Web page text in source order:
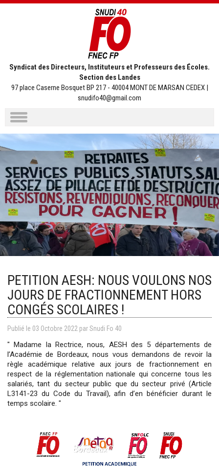
Syndicat des Directeurs, Instituteurs et Professeurs des Écoles.
Section des Landes
97 place Caserne Bosquet BP 217 - 40004 MONT DE MARSAN CEDEX |
snudifo40@gmail.com
Aller
au
contenu
PETITION AESH: NOUS VOULONS NOS
JOURS DE FRACTIONNEMENT HORS
CONGÉS SCOLAIRES !
Publié le 03 Octobre 2022 par Snudi Fo 40
" Madame la Rectrice, nous, AESH des 5 départements de
l’Académie de Bordeaux, nous vous demandons de revoir la
règle académique relative aux jours de fractionnement en
respect de la réglementation nationale qui concerne tous les
salariés, tant du secteur public que du secteur privé (Article
L3141-23 du Code du Travail), afin d’en bénéficier durant le
temps scolaire. "